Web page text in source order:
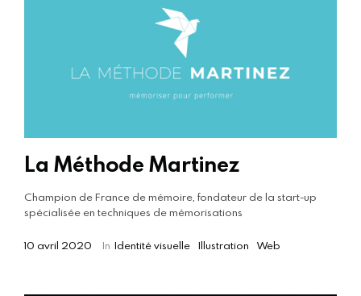
La Méthode Martinez
Champion de France de mémoire, fondateur de la start-up
spécialisée en techniques de mémorisations
10 avril 2020 In Identité visuelle Illustration Web